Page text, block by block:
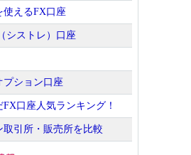
使えるFX口座
シストレ）口座
プション口座
口座人気ランキング！
取引所・販売所を比較